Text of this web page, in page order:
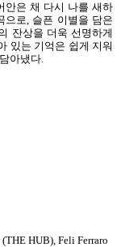
안은 채 다시 나를 새하
으로, 슬픈 이별을 담은
잔상을 더욱 선명하게
있는 기억은 쉽게 지워
아냈다.
HUB), Feli Ferraro